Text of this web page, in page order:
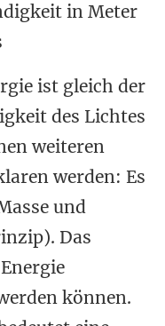
in Meter
ist gleich der
des Lichtes
weiteren
werden: Es
und
Das
können.